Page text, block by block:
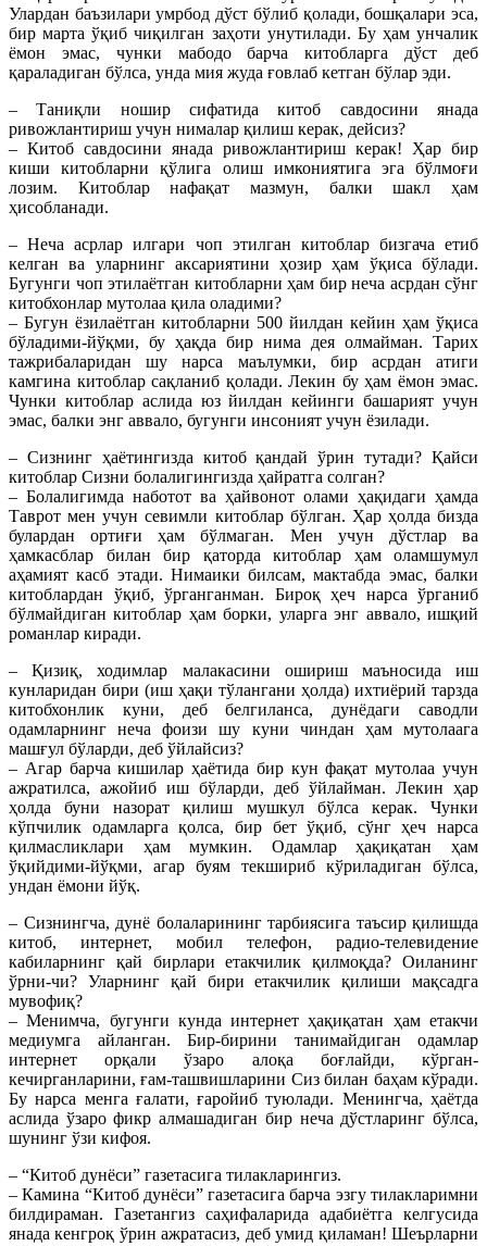
Улардан баъзилари умрбод дўст бўлиб қолади, бошқалари эса,
бир марта ўқиб чиқилган заҳоти унутилади. Бу ҳам унчалик
ёмон эмас, чунки мабодо барча китобларга дўст деб
қараладиган бўлса, унда мия жуда ғовлаб кетган бўлар эди.
– Таниқли ношир сифатида китоб савдосини янада
ривожлантириш учун нималар қилиш керак, дейсиз?
– Китоб савдосини янада ривожлантириш керак! Ҳар бир
киши китобларни қўлига олиш имкониятига эга бўлмоғи
лозим. Китоблар нафақат мазмун, балки шакл ҳам
ҳисобланади.
– Неча асрлар илгари чоп этилган китоблар бизгача етиб
келган ва уларнинг аксариятини ҳозир ҳам ўқиса бўлади.
Бугунги чоп этилаётган китобларни ҳам бир неча асрдан сўнг
китобхонлар мутолаа қила оладими?
– Бугун ёзилаётган китобларни 500 йилдан кейин ҳам ўқиса
бўладими-йўқми, бу ҳақда бир нима дея олмайман. Тарих
тажрибаларидан шу нарса маълумки, бир асрдан атиги
камгина китоблар сақланиб қолади. Лекин бу ҳам ёмон эмас.
Чунки китоблар аслида юз йилдан кейинги башарият учун
эмас, балки энг аввало, бугунги инсоният учун ёзилади.
– Сизнинг ҳаётингизда китоб қандай ўрин тутади? Қайси
китоблар Сизни болалигингизда ҳайратга солган?
– Болалигимда наботот ва ҳайвонот олами ҳақидаги ҳамда
Таврот мен учун севимли китоблар бўлган. Ҳар ҳолда бизда
булардан ортиғи ҳам бўлмаган. Мен учун дўстлар ва
ҳамкасблар билан бир қаторда китоблар ҳам оламшумул
аҳамият касб этади. Нимаики билсам, мактабда эмас, балки
китоблардан ўқиб, ўрганганман. Бироқ ҳеч нарса ўрганиб
бўлмайдиган китоблар ҳам борки, уларга энг аввало, ишқий
романлар киради.
– Қизиқ, ходимлар малакасини ошириш маъносида иш
кунларидан бири (иш ҳақи тўлангани ҳолда) ихтиёрий тарзда
китобхонлик куни, деб белгиланса, дунёдаги саводли
одамларнинг неча фоизи шу куни чиндан ҳам мутолаага
машғул бўларди, деб ўйлайсиз?
– Агар барча кишилар ҳаётида бир кун фақат мутолаа учун
ажратилса, ажойиб иш бўларди, деб ўйлайман. Лекин ҳар
ҳолда буни назорат қилиш мушкул бўлса керак. Чунки
кўпчилик одамларга қолса, бир бет ўқиб, сўнг ҳеч нарса
қилмасликлари ҳам мумкин. Одамлар ҳақиқатан ҳам
ўқийдими-йўқми, агар буям текшириб кўриладиган бўлса,
ундан ёмони йўқ.
– Сизнингча, дунё болаларининг тарбиясига таъсир қилишда
китоб, интернет, мобил телефон, радио-телевидение
кабиларнинг қай бирлари етакчилик қилмоқда? Оиланинг
ўрни-чи? Уларнинг қай бири етакчилик қилиши мақсадга
мувофиқ?
– Менимча, бугунги кунда интернет ҳақиқатан ҳам етакчи
медиумга айланган. Бир-бирини танимайдиган одамлар
интернет орқали ўзаро алоқа боғлайди, кўрган-
кечирганларини, ғам-ташвишларини Сиз билан баҳам кўради.
Бу нарса менга ғалати, ғаройиб туюлади. Менингча, ҳаётда
аслида ўзаро фикр алмашадиган бир неча дўстларинг бўлса,
шунинг ўзи кифоя.
– “Китоб дунёси” газетасига тилакларингиз.
– Камина “Китоб дунёси” газетасига барча эзгу тилакларимни
билдираман. Газетангиз саҳифаларида адабиётга келгусида
янада кенгроқ ўрин ажратасиз, деб умид қиламан! Шеърларни